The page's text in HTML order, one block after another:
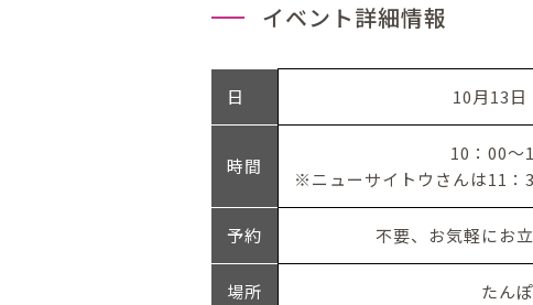
イベント詳細情報
日 10月13日
時間
10：00～
※ニューサイトウさんは11：
予約 不要、お気軽にお
場所 たん